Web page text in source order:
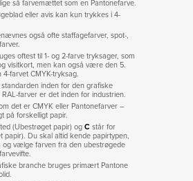
så farvemættet som en Pantonefarve.
eller avis kan kun trykkes i 4-
også ofte staffagefarver, spot-,
oftest til 1- og 2-farve tryksager, som
visitkort, men kan også være den 5.
4-farvet CMYK-tryksag.
inden for den grafiske
farver er det inden for industrien.
det er CMYK eller Pantonefarver –
på forskelligt papir.
(Ubestrøget papir) og C står for
papir). Du skal altid kende papirtypen,
og vælge farven fra den ubestrøgede
branche bruges primært Pantone